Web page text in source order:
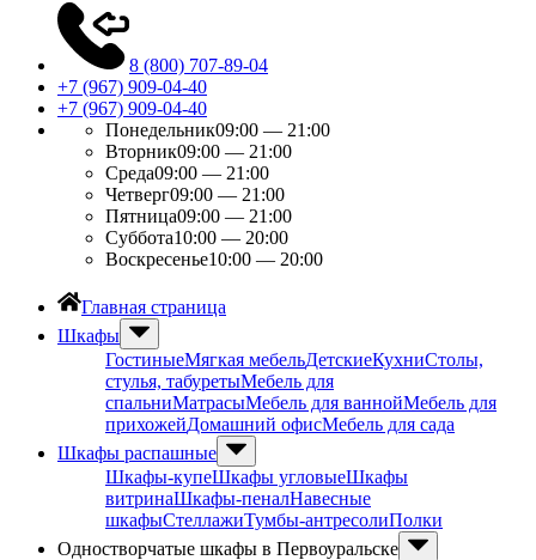
8 (800) 707-89-04
+7 (967) 909-04-40
+7 (967) 909-04-40
Понедельник09:00 — 21:00
Вторник09:00 — 21:00
Среда09:00 — 21:00
Четверг09:00 — 21:00
Пятница09:00 — 21:00
Суббота10:00 — 20:00
Воскресенье10:00 — 20:00
Главная страница
Шкафы
ГостиныеМягкая мебельДетскиеКухниСтолы,
стулья, табуретыМебель для
спальниМатрасыМебель для ваннойМебель для
прихожейДомашний офисМебель для сада
Шкафы распашные
Шкафы-купеШкафы угловыеШкафы
витринаШкафы-пеналНавесные
шкафыСтеллажиТумбы-антресолиПолки
Одностворчатые шкафы в Первоуральске